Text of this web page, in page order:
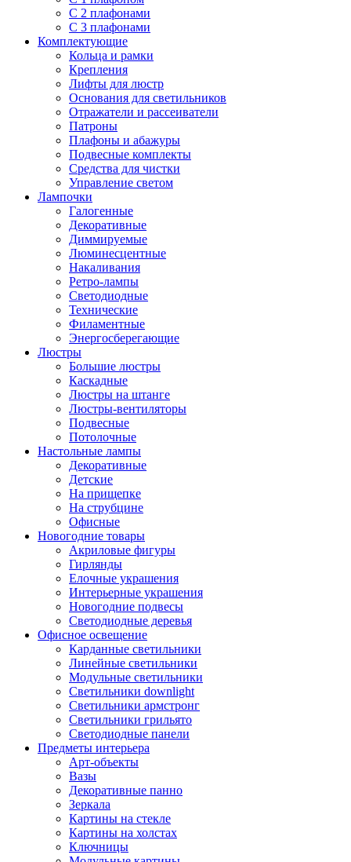
С 2 плафонами
С 3 плафонами
Комплектующие
Кольца и рамки
Крепления
Лифты для люстр
Основания для светильников
Отражатели и рассеиватели
Патроны
Плафоны и абажуры
Подвесные комплекты
Средства для чистки
Управление светом
Лампочки
Галогенные
Декоративные
Диммируемые
Люминесцентные
Накаливания
Ретро-лампы
Светодиодные
Технические
Филаментные
Энергосберегающие
Люстры
Большие люстры
Каскадные
Люстры на штанге
Люстры-вентиляторы
Подвесные
Потолочные
Настольные лампы
Декоративные
Детские
На прищепке
На струбцине
Офисные
Новогодние товары
Акриловые фигуры
Гирлянды
Елочные украшения
Интерьерные украшения
Новогодние подвесы
Светодиодные деревья
Офисное освещение
Карданные светильники
Линейные светильники
Модульные светильники
Светильники downlight
Светильники армстронг
Светильники грильято
Светодиодные панели
Предметы интерьера
Арт-объекты
Вазы
Декоративные панно
Зеркала
Картины на стекле
Картины на холстах
Ключницы